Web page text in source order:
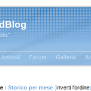
Articoli Forum Galleria
: Storico per mese (inverti l'ordine)